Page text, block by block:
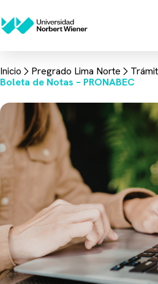
Inicio Pregrado Lima Norte
Boleta de Notas – PRONABEC